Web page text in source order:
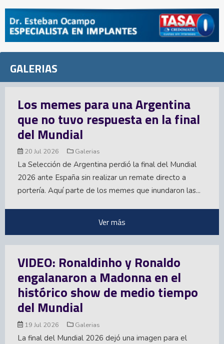
GALERIAS
Los memes para una Argentina
que no tuvo respuesta en la final
del Mundial
20 Jul 2026 Galerias
La Selección de Argentina perdió la final del Mundial
2026 ante España sin realizar un remate directo a
portería. Aquí parte de los memes que inundaron las...
Ver más
VIDEO: Ronaldinho y Ronaldo
engalanaron a Madonna en el
histórico show de medio tiempo
del Mundial
19 Jul 2026 Galerias
La final del Mundial 2026 dejó una imagen para el